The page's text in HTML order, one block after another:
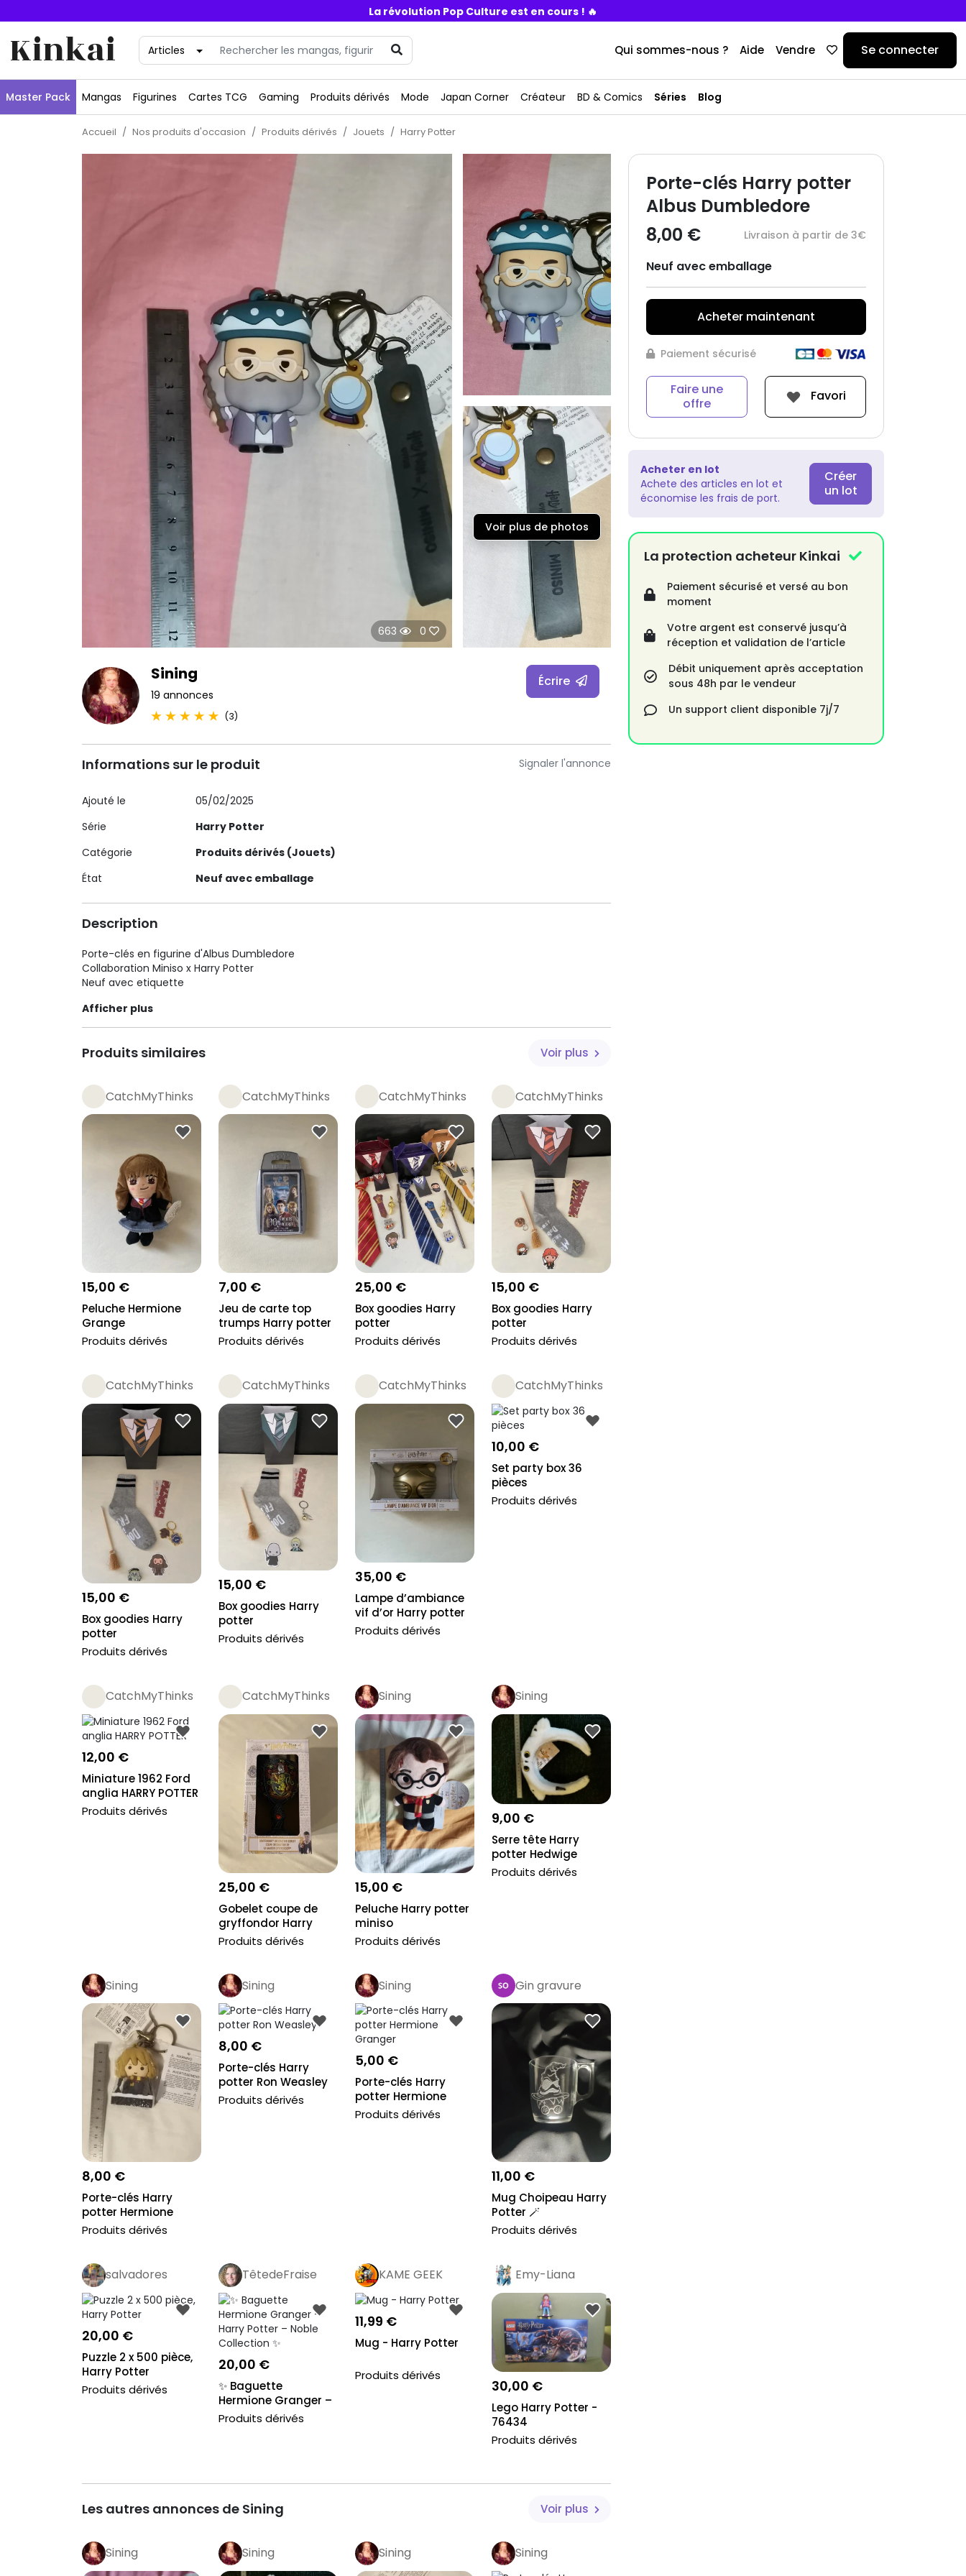
La révolution Pop Culture est en cours ! 🔥
Kinkai Qui sommes-nous ? Aide Vendre Se connecter
Master Pack Mangas Figurines Cartes TCG Gaming Produits dérivés Mode Japan Corner Créateur BD & Comics Séries Blog
Accueil Nos produits d'occasion Produits dérivés Jouets Harry Potter
663 0
Voir plus de photos
Sining
19 annonces
(3)
Écrire
Signaler l'annonce
Informations sur le produit
Ajouté le
05/02/2025
Série
Harry Potter
Catégorie
Produits dérivés (Jouets)
État
Neuf avec emballage
Description
Porte-clés en figurine d'Albus Dumbledore
Collaboration Miniso x Harry Potter
Neuf avec etiquette
Afficher plus
Produits similaires Voir plus
CatchMyThinks
15,00 €
Peluche Hermione
Grange
Produits dérivés
CatchMyThinks
7,00 €
Jeu de carte top
trumps Harry potter
Produits dérivés
CatchMyThinks
25,00 €
Box goodies Harry
potter
Produits dérivés
CatchMyThinks
15,00 €
Box goodies Harry
potter
Produits dérivés
CatchMyThinks
15,00 €
Box goodies Harry
potter
Produits dérivés
CatchMyThinks
15,00 €
Box goodies Harry
potter
Produits dérivés
CatchMyThinks
35,00 €
Lampe d’ambiance
vif d’or Harry potter
Produits dérivés
CatchMyThinks
10,00 €
Set party box 36
pièces
Produits dérivés
CatchMyThinks
12,00 €
Miniature 1962 Ford
anglia HARRY POTTER
Produits dérivés
CatchMyThinks
25,00 €
Gobelet coupe de
gryffondor Harry
potter
Produits dérivés
Sining
15,00 €
Peluche Harry potter
miniso
Produits dérivés
Sining
9,00 €
Serre tête Harry
potter Hedwige
Produits dérivés
Sining
8,00 €
Porte-clés Harry
potter Hermione
Granger
Produits dérivés
Sining
8,00 €
Porte-clés Harry
potter Ron Weasley
Produits dérivés
Sining
5,00 €
Porte-clés Harry
potter Hermione
Granger
Produits dérivés
Gin gravure
11,00 €
Mug Choipeau Harry
Potter 🪄
Produits dérivés
salvadores
20,00 €
Puzzle 2 x 500 pièce,
Harry Potter
Produits dérivés
TêtedeFraise
20,00 €
✨ Baguette
Hermione Granger –
Harry Potter – Nobl...
Produits dérivés
KAME GEEK
Pro
11,99 €
Mug - Harry Potter
Produits dérivés
Emy-Liana
30,00 €
Lego Harry Potter -
76434
Produits dérivés
Les autres annonces de Sining Voir plus
Sining Sining Sining Sining
Porte-clés Harry potter
Albus Dumbledore
8,00 €
Livraison à partir de 3€
Neuf avec emballage
Acheter maintenant
Paiement sécurisé
Faire une
offre
Favori
Acheter en lot
Achete des articles en lot et
économise les frais de port.
Créer
un lot
La protection acheteur Kinkai
Paiement sécurisé et versé au bon
moment
Votre argent est conservé jusqu’à
réception et validation de l’article
Débit uniquement après acceptation
sous 48h par le vendeur
Un support client disponible 7j/7